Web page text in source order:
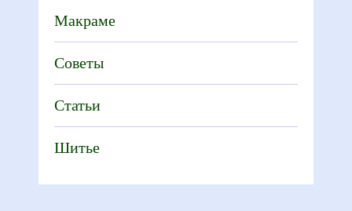
Макраме
Советы
Статьи
Шитье